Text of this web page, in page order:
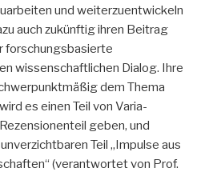
und weiterzuentwickeln
auch zukünftig ihren Beitrag
forschungsbasierte
wissenschaftlichen Dialog. Ihre
dem Thema
es einen Teil von Varia-
geben, und
Teil „Impulse aus
(verantwortet von Prof.